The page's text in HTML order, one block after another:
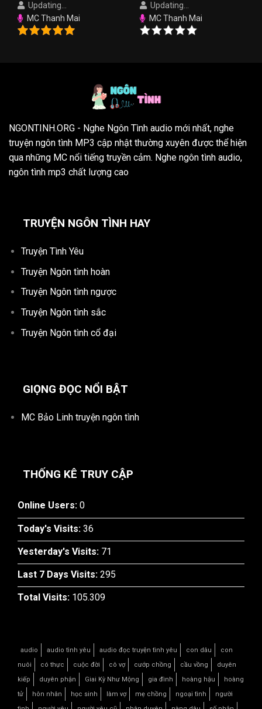
Updating...
MC Thanh Mai
Updating...
MC Thanh Mai
NGONTINH.ORG - Nghe Ngôn Tình audio mới nhất, nghe
truyện ngôn tình MP3 cập nhật thường xuyên được thể hiện
qua những MC nổi tiếng truyền cảm. Nghe ngôn tình audio,
ngôn tình mp3 chất lượng cao
TRUYỆN NGÔN TÌNH HAY
Truyện Tình Yêu
Truyện Ngôn tình hoàn
Truyện Ngôn tình ngược
Truyện Ngôn tình sắc
Truyện Ngôn tình cổ đại
GIỌNG ĐỌC NỔI BẬT
MC Bảo Linh truyện ngôn tình
THỐNG KÊ TRUY CẬP
Online Users: 0
Today's Visits: 36
Yesterday's Visits: 71
Last 7 Days Visits: 295
Total Visits: 105.309
audio audio tình yêu audio đọc truyện tình yêu con dâu
con
nuôi
có thực cuộc đời cô vợ cướp chồng cầu vồng
duyên
kiếp
duyên phận Giai Kỳ Như Mộng gia đình hoàng hậu
hoàng
tử
hôn nhân học sinh làm vợ mẹ chồng ngoại tình
người